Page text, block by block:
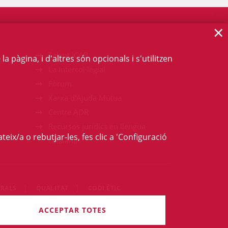
Talent ICAB
catalana
són reservats.
pàgina, i d'altres són opcionals i s'utilitzen
a o rebutjar-les, fes clic a 'Configuració
ACCEPTAR TOTES
×